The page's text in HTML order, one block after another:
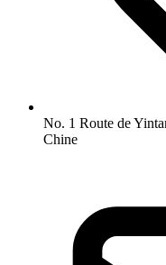
No. 1 Route de
Chine